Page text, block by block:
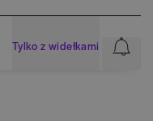
Tylko z widełkami